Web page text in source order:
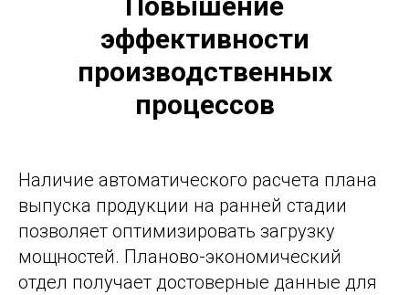
эффективности
производственных
процессов
Наличие автоматического расчета плана
выпуска продукции на ранней стадии
позволяет оптимизировать загрузку
мощностей. Планово-экономический
отдел получает достоверные данные для